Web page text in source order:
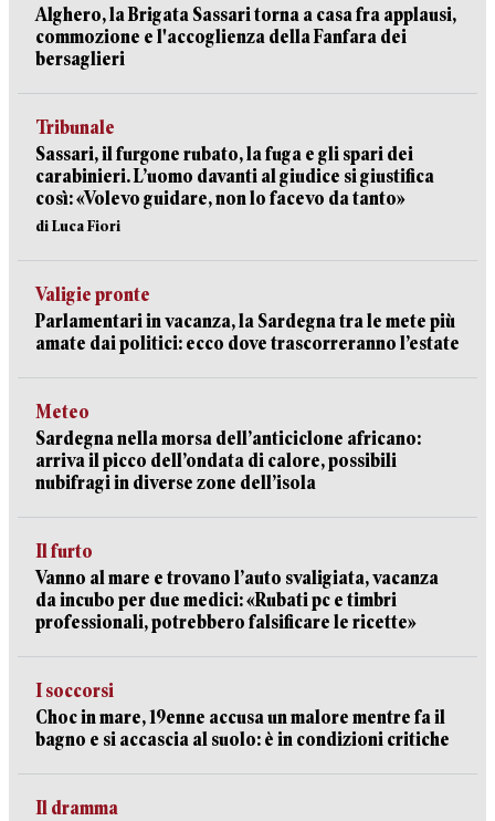
Alghero, la Brigata Sassari torna a casa fra applausi,
commozione e l'accoglienza della Fanfara dei
bersaglieri
Tribunale
Sassari, il furgone rubato, la fuga e gli spari dei
carabinieri. L’uomo davanti al giudice si giustifica
così: «Volevo guidare, non lo facevo da tanto»
di Luca Fiori
Valigie pronte
Parlamentari in vacanza, la Sardegna tra le mete più
amate dai politici: ecco dove trascorreranno l’estate
Meteo
Sardegna nella morsa dell’anticiclone africano:
arriva il picco dell’ondata di calore, possibili
nubifragi in diverse zone dell’isola
Il furto
Vanno al mare e trovano l’auto svaligiata, vacanza
da incubo per due medici: «Rubati pc e timbri
professionali, potrebbero falsificare le ricette»
I soccorsi
Choc in mare, 19enne accusa un malore mentre fa il
bagno e si accascia al suolo: è in condizioni critiche
Il dramma